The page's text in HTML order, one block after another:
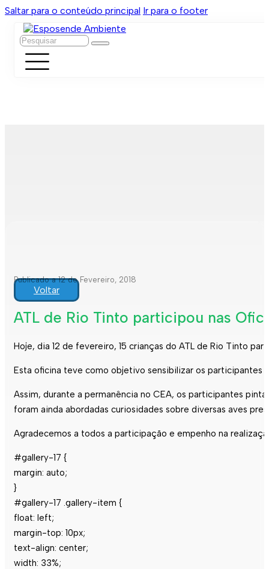
Saltar para o conteúdo principal Ir para o footer
Pesquisar
Publicado a 12 de Fevereiro, 2018
Voltar
ATL de Rio Tinto participou nas
Hoje, dia 12 de fevereiro, 15 crianças do ATL de Rio Tinto
Esta oficina teve como objetivo sensibilizar os participantes
Assim, durante a permanência no CEA, os participantes
foram ainda abordadas curiosidades sobre diversas aves
Agradecemos a todos a participação e empenho na
#gallery-17 {
margin: auto;
}
#gallery-17 .gallery-item {
float: left;
margin-top: 10px;
text-align: center;
width: 33%;